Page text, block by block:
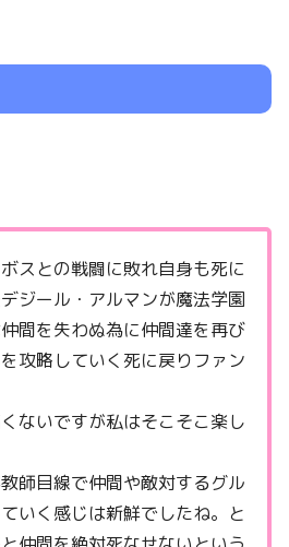
スとの戦闘に敗れ自身も死に
ジール・アルマンが魔法学園
間を失わぬ為に仲間達を再び
攻略していく死に戻りファン
ないですが私はそこそこ楽し
師目線で仲間や敵対するグル
いく感じは新鮮でしたね。と